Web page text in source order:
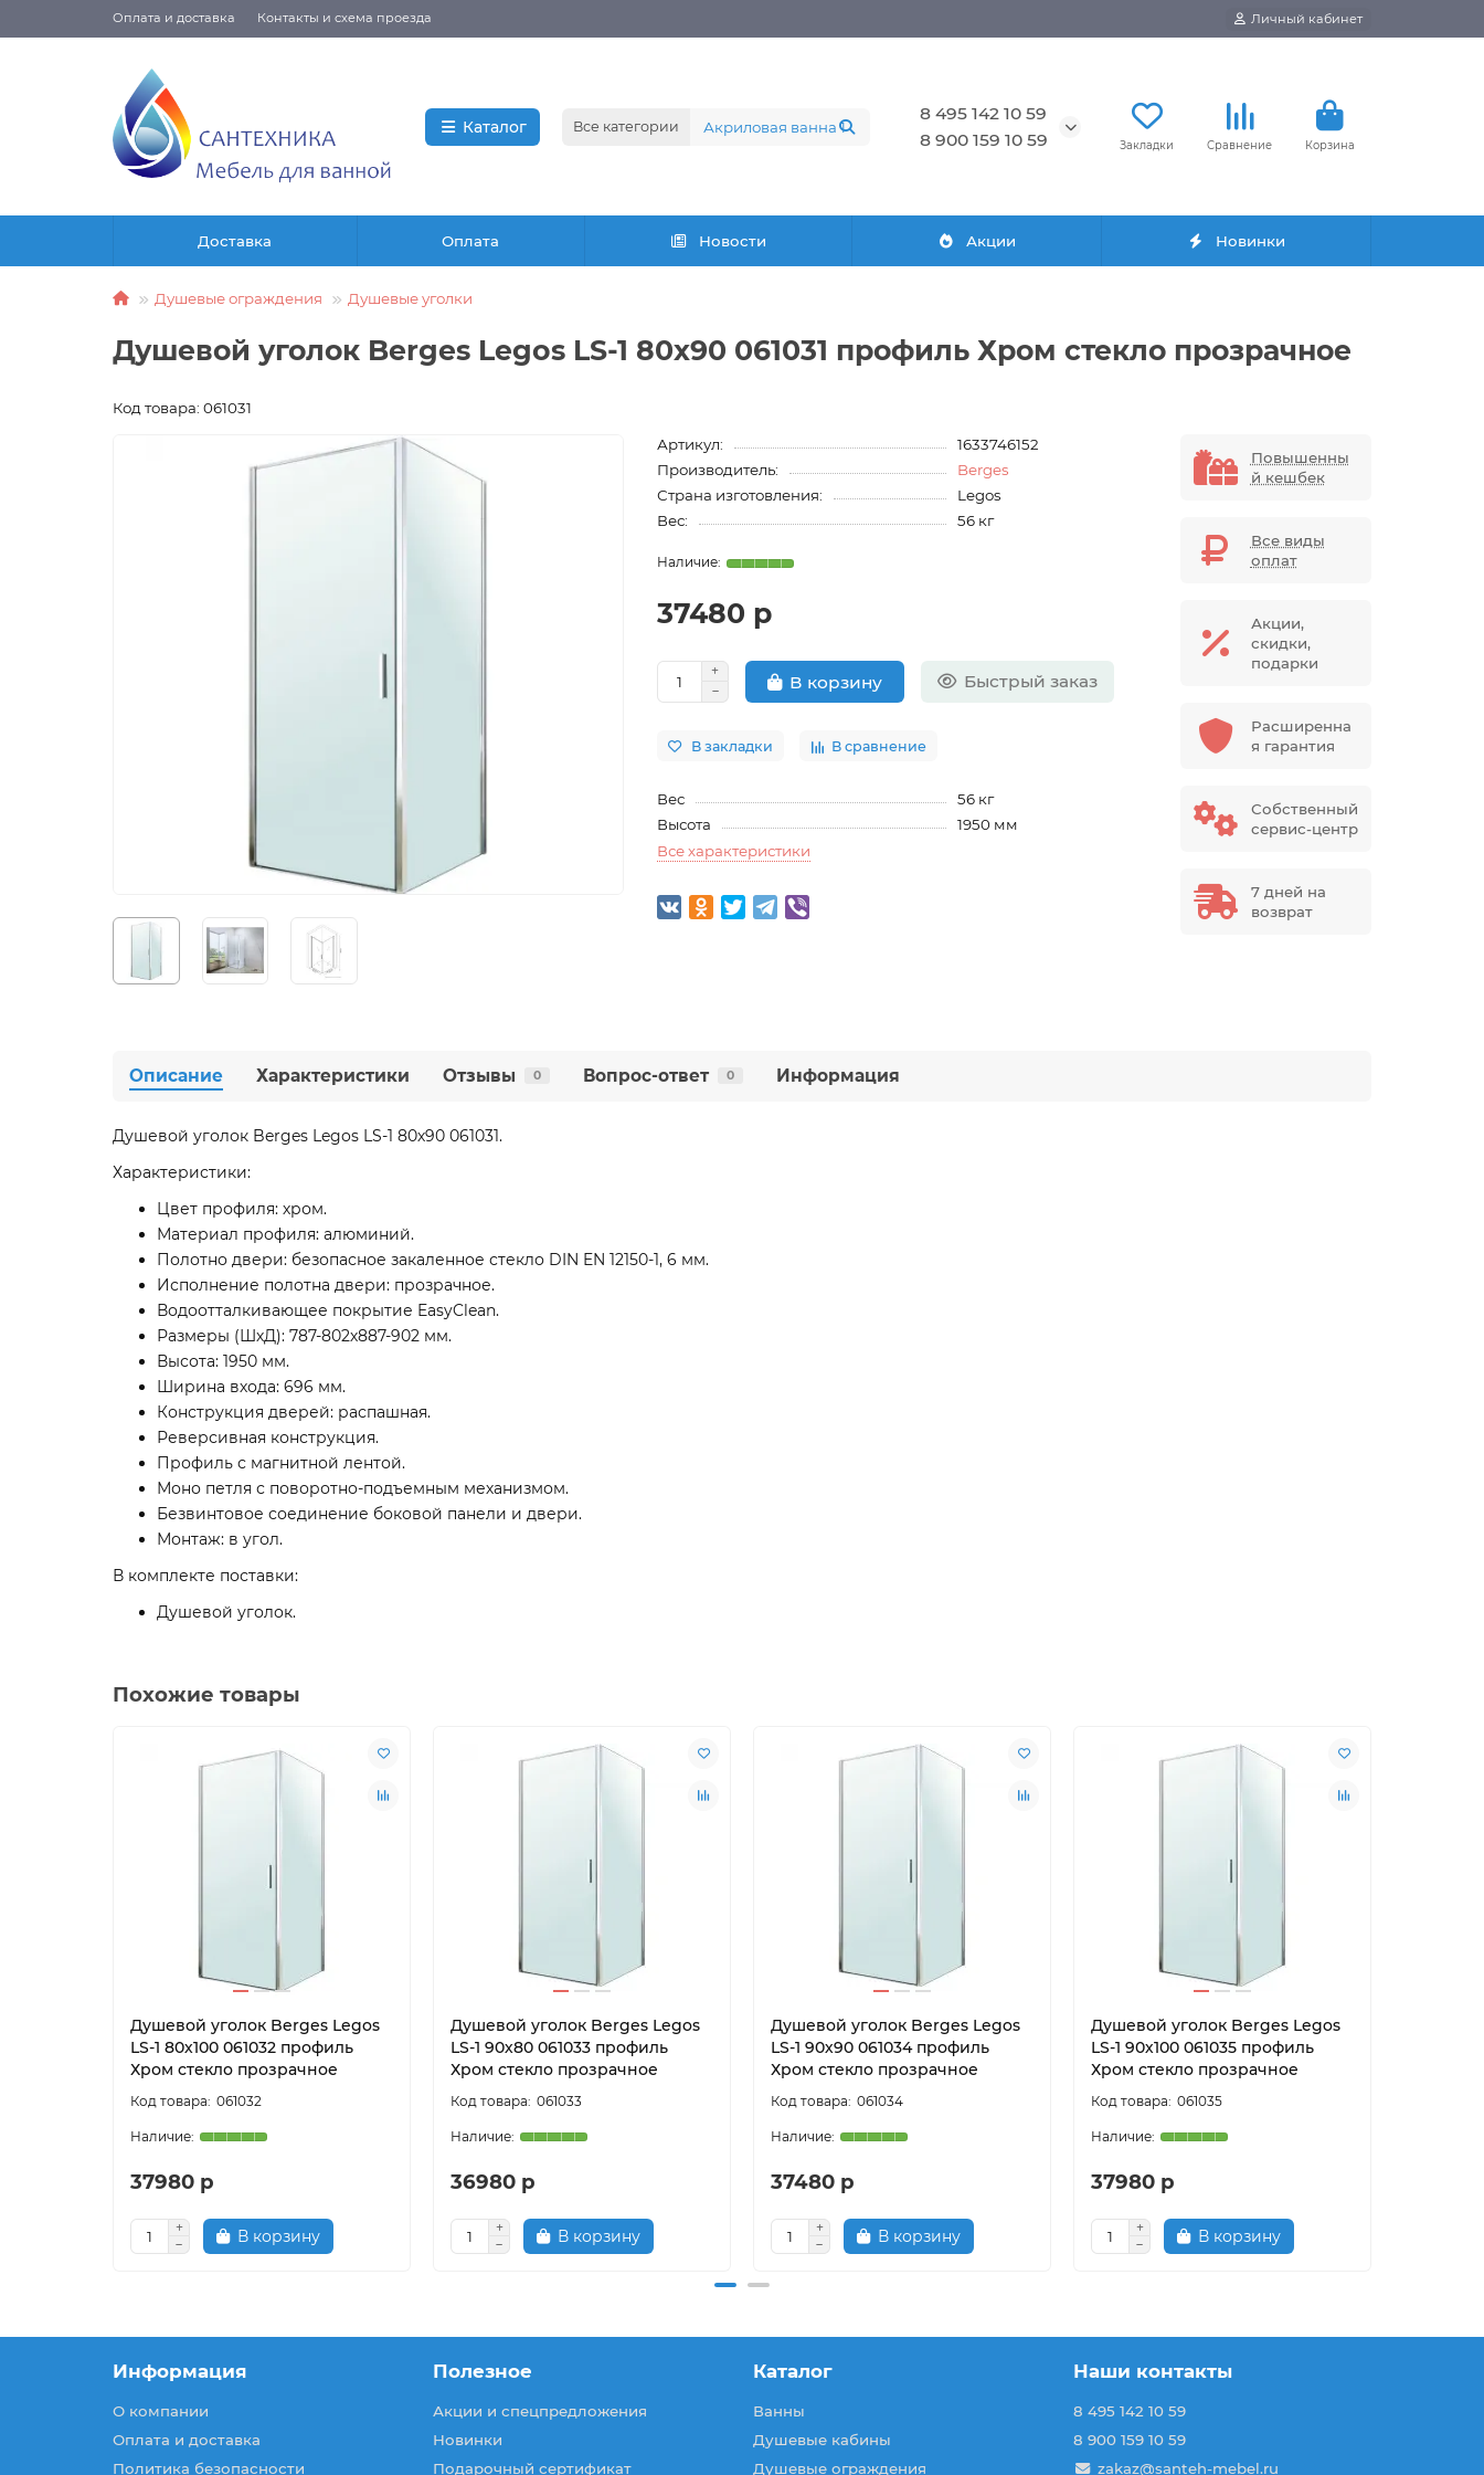
Оплата и доставка Контакты и схема проезда Личный кабинет
Каталог Все категории
8 495 142 10 59
8 900 159 10 59
Закладки Сравнение Корзина
Доставка Оплата Новости Акции Новинки
Душевые ограждения Душевые уголки
Душевой уголок Berges Legos LS-1 80х90 061031 профиль Хром стекло прозрачное
Код товара: 061031
Артикул:
1633746152
Производитель:
Berges
Страна изготовления:
Legos
Вес:
56 кг
37480 р
В корзину Быстрый заказ
В закладки В сравнение
Вес
56 кг
Высота
1950 мм
Все характеристики
Повышенны
й кешбек
Все виды
оплат
Акции,
скидки,
подарки
Расширенна
я гарантия
Собственный
сервис-центр
7 дней на
возврат
Описание Характеристики Отзывы 0 Вопрос-ответ 0 Информация
Душевой уголок Berges Legos LS-1 80х90 061031.
Характеристики:
Цвет профиля: хром.
Материал профиля: алюминий.
Полотно двери: безопасное закаленное стекло DIN EN 12150-1, 6 мм.
Исполнение полотна двери: прозрачное.
Водоотталкивающее покрытие EasyClean.
Размеры (ШхД): 787-802х887-902 мм.
Высота: 1950 мм.
Ширина входа: 696 мм.
Конструкция дверей: распашная.
Реверсивная конструкция.
Профиль с магнитной лентой.
Моно петля с поворотно-подъемным механизмом.
Безвинтовое соединение боковой панели и двери.
Монтаж: в угол.
В комплекте поставки:
Душевой уголок.
Похожие товары
Душевой уголок Berges Legos
LS-1 80х100 061032 профиль
Хром стекло прозрачное
061032
37980 р
В корзину
Душевой уголок Berges Legos
LS-1 90х80 061033 профиль
Хром стекло прозрачное
061033
36980 р
В корзину
Душевой уголок Berges Legos
LS-1 90х90 061034 профиль
Хром стекло прозрачное
061034
37480 р
В корзину
Душевой уголок Berges Legos
LS-1 90х100 061035 профиль
Хром стекло прозрачное
061035
37980 р
В корзину
Информация
О компании
Оплата и доставка
Политика безопасности
Полезное
Акции и спецпредложения
Новинки
Подарочный сертификат
Каталог
Ванны
Душевые кабины
Душевые ограждения
Наши контакты
8 495 142 10 59
8 900 159 10 59
zakaz@santeh-mebel.ru